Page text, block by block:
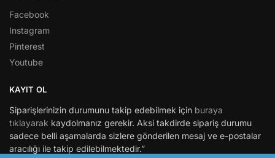
Facebook
Instagram
Pinterest
Youtube
KAYIT OL
Siparişlerinizin durumunu takip edebilmek için buraya
tıklayarak kaydolmanız gerekir. Aksi takdirde sipariş durumu
sadece belli aşamalarda sizlere gönderilen mesaj ve e-postalar
aracılığı ile takip edilebilmektedir.”